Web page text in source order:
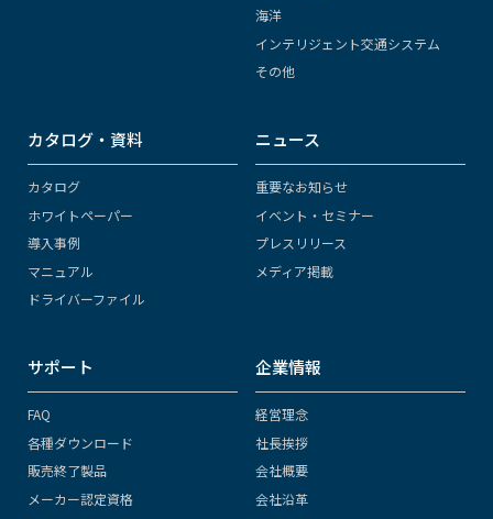
海洋
インテリジェント交通システム
その他
カタログ・資料
カタログ
ホワイトペーパー
導入事例
マニュアル
ドライバーファイル
ニュース
重要なお知らせ
イベント・セミナー
プレスリリース
メディア掲載
サポート
FAQ
各種ダウンロード
販売終了製品
メーカー認定資格
企業情報
経営理念
社長挨拶
会社概要
会社沿革